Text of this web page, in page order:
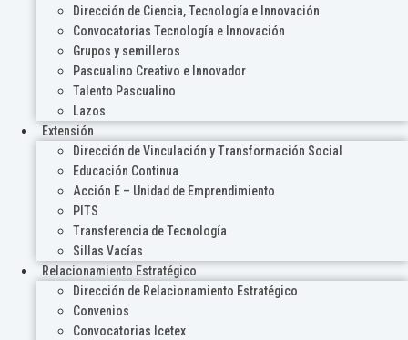
Dirección de Ciencia, Tecnología e Innovación
Convocatorias Tecnología e Innovación
Grupos y semilleros
Pascualino Creativo e Innovador
Talento Pascualino
Lazos
Extensión
Dirección de Vinculación y Transformación Social
Educación Continua
Acción E – Unidad de Emprendimiento
PITS
Transferencia de Tecnología
Sillas Vacías
Relacionamiento Estratégico
Dirección de Relacionamiento Estratégico
Convenios
Convocatorias Icetex